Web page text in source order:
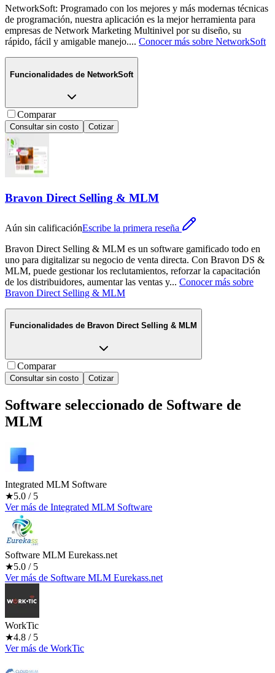
NetworkSoft: Programado con los mejores y más modernas técnicas
de programación, nuestra aplicación es la mejor herramienta para
empresas de Network Marketing Multinivel por su diseño, su
rápido, fácil y amigable manejo.... Conocer más sobre NetworkSoft
Funcionalidades de NetworkSoft
Comparar
Consultar sin costo Cotizar
Bravon Direct Selling & MLM
Aún sin calificaciónEscribe la primera reseña
Bravon Direct Selling & MLM es un software gamificado todo en
uno para digitalizar su negocio de venta directa. Con Bravon DS &
MLM, puede gestionar los reclutamientos, reforzar la capacitación
de los distribuidores, aumentar las ventas y... Conocer más sobre
Bravon Direct Selling & MLM
Funcionalidades de Bravon Direct Selling & MLM
Comparar
Consultar sin costo Cotizar
Software seleccionado de Software de
MLM
Integrated MLM Software
★5.0 / 5
Ver más de Integrated MLM Software
Software MLM Eurekass.net
★5.0 / 5
Ver más de Software MLM Eurekass.net
WorkTic
★4.8 / 5
Ver más de WorkTic